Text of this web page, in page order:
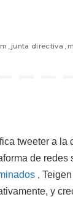
junta directiva
tweeter a
de
,
y